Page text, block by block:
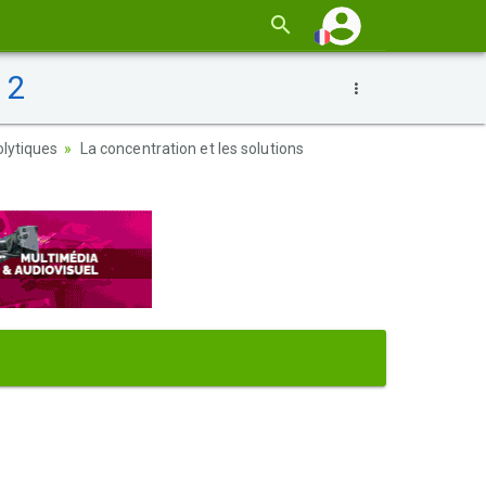
La concentration et les solutions